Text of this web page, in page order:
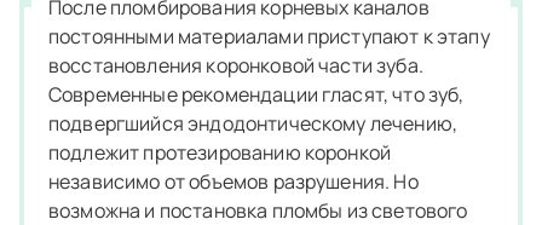
После пломбирования корневых каналов
постоянными материалами приступают к этапу
восстановления коронковой части зуба.
Современные рекомендации гласят, что зуб,
подвергшийся эндодонтическому лечению,
подлежит протезированию коронкой
независимо от объемов разрушения. Но
возможна и постановка пломбы из светового